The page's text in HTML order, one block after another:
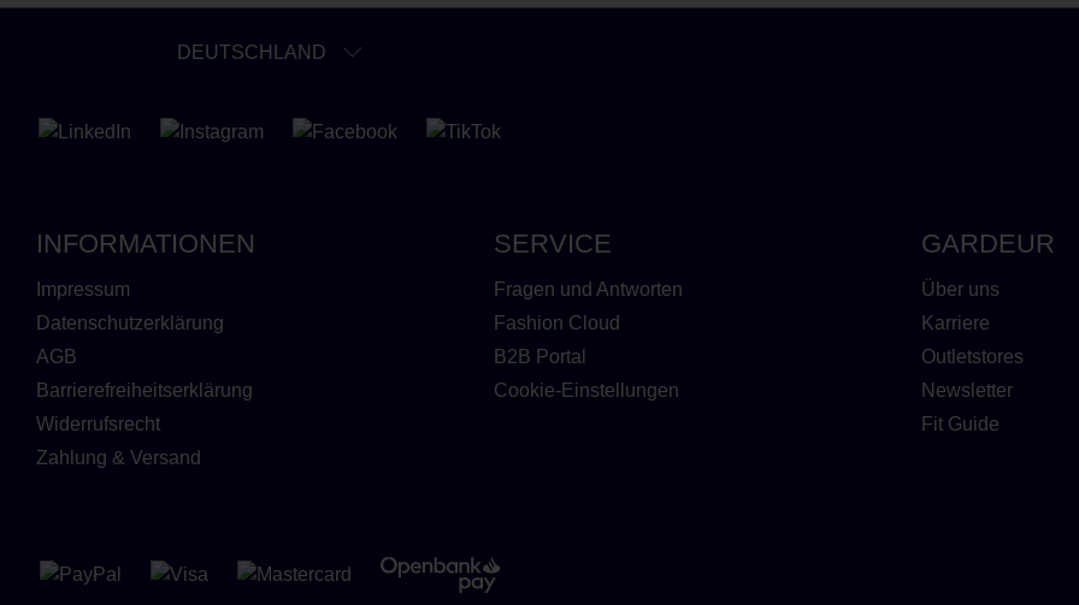
DEUTSCHLAND
INFORMATIONEN
Impressum
Datenschutzerklärung
AGB
Barrierefreiheitserklärung
Widerrufsrecht
Zahlung & Versand
SERVICE
Fragen und Antworten
Fashion Cloud
B2B Portal
Cookie-Einstellungen
GARDEUR
Über uns
Karriere
Outletstores
Newsletter
Fit Guide